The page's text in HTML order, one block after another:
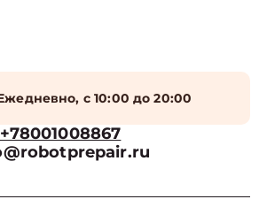
с 10:00 до 20:00
+78001008867